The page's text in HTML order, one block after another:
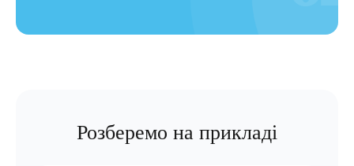
Розберемо на прикладі